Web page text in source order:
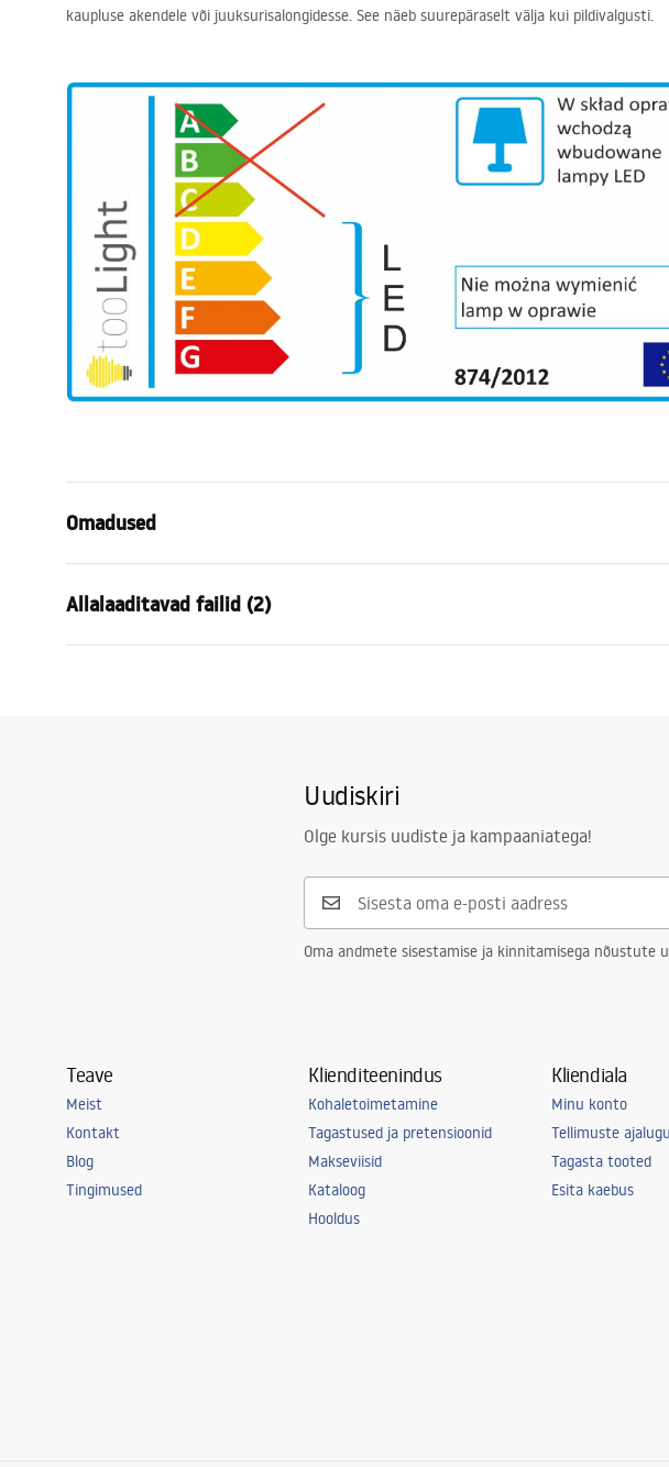
kaupluse akendele või juuksurisalongidesse. See näeb suurepäraselt välja kui pildivalgusti.
Omadused
Lambi tüüp
Toiteallikas
Võrk ~220V - ~240V
Allalaaditavad failid (2)
Uudiskiri
Olge kursis uudiste ja kampaaniatega!
Oma andmete sisestamise ja kinnitamisega nõustute
Teave
Meist
Kontakt
Blog
Tingimused
Klienditeenindus
Kohaletoimetamine
Tagastused ja pretensioonid
Makseviisid
Kataloog
Hooldus
Kliendiala
Minu konto
Tellimuste ajalugu
Tagasta tooted
Esita kaebus